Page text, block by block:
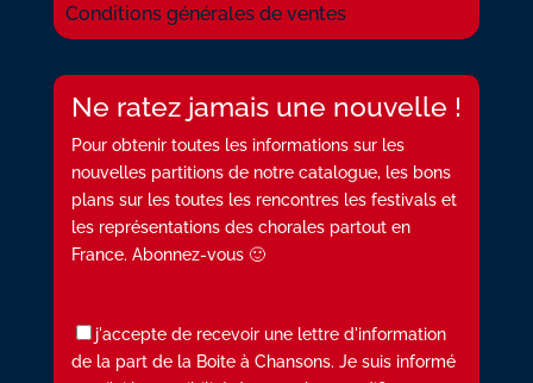
Conditions générales de ventes
Ne ratez jamais une nouvelle !
Pour obtenir toutes les informations sur les
nouvelles partitions de notre catalogue, les bons
plans sur les toutes les rencontres les festivals et
les représentations des chorales partout en
France. Abonnez-vous 🙂
j'accepte de recevoir une lettre d'information
de la part de la Boite à Chansons. Je suis informé